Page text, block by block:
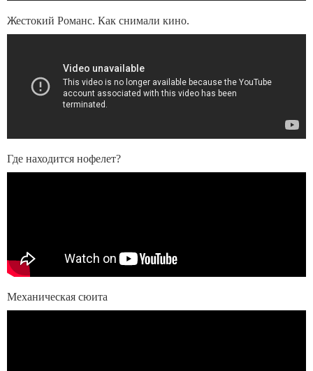
Жестокий Романс. Как снимали кино.
Где находится нофелет?
Механическая сюита